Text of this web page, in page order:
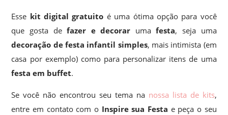
Esse kit digital gratuito é uma ótima opção para você
que gosta defazer e decorar umafesta, seja uma
decoração de festa infantil simples, mais intimista (em
casa por exemplo) como para personalizar itens de uma
festa em buffet.
Se você não encontrou seu tema na nossa lista de kits,
entre em contato com o Inspire sua Festa e peça o seu